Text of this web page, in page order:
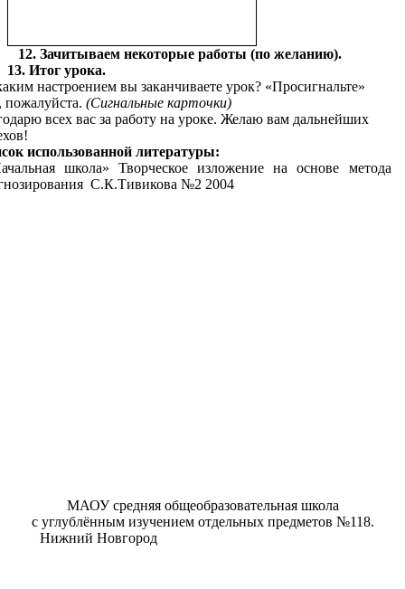
12. Зачитываем некоторые работы (по желанию).
13. Итог урока.
настроением вы заканчиваете урок? «Просигнальте»
пожалуйста. (Сигнальные карточки)
всех вас за работу на уроке. Желаю вам дальнейших
использованной литературы:
школа» Творческое изложение на основе метода
С.К.Тивикова №2 2004
МАОУ средняя общеобразовательная школа
с углублённым изучением отдельных предметов №118.
Нижний Новгород